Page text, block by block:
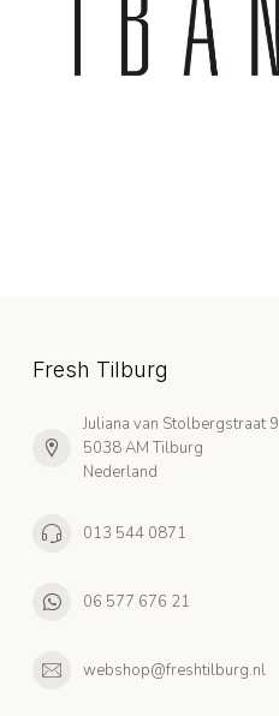
Fresh Tilburg
Juliana van Stolbergstraat 9
5038 AM Tilburg
Nederland
013 544 0871
06 577 676 21
webshop@freshtilburg.nl